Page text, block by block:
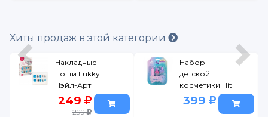
Хиты продаж в этой категории
Накладные
ногти Lukky
Нэйл-Арт
набор #34
Romantic Vibe
249
299
Набор
детской
косметики Hit
Imagination
Будь
399